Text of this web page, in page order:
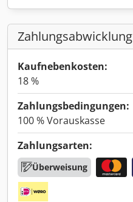
Zahlungsabwicklung
Kaufnebenkosten:
18 %
Zahlungsbedingungen:
100 % Vorauskasse
Zahlungsarten:
Überweisung